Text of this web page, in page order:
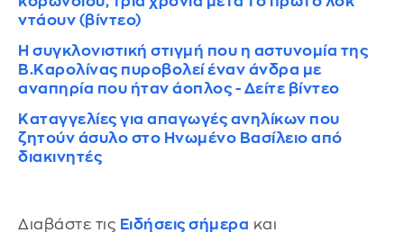
ντάουν (βίντεο)
Η συγκλονιστική στιγμή που η αστυνομία της
Β.Καρολίνας πυροβολεί έναν άνδρα με
αναπηρία που ήταν άοπλος - Δείτε βίντεο
Καταγγελίες για απαγωγές ανηλίκων που
ζητούν άσυλο στο Ηνωμένο Βασίλειο από
διακινητές
Διαβάστε τις Ειδήσεις σήμερα και